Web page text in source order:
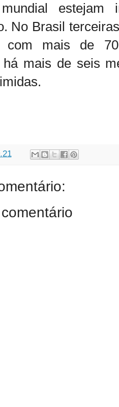
estejam
No Brasil
com mais de
há mais de seis